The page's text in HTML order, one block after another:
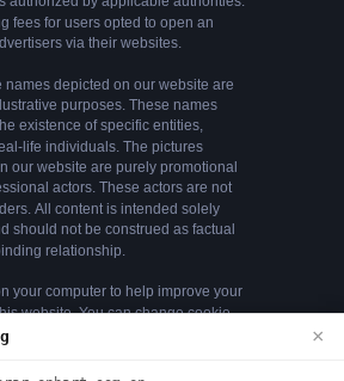
to enhance your browsing
×